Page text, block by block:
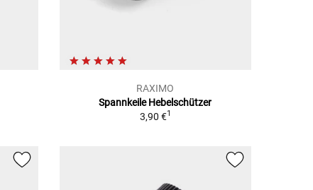
RAXIMO
Spannkeile Hebelschützer
3,90 €1